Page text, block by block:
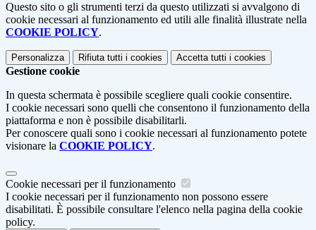
Questo sito o gli strumenti terzi da questo utilizzati si avvalgono di
cookie necessari al funzionamento ed utili alle finalità illustrate nella
COOKIE POLICY.
Personalizza Rifiuta tutti i cookies Accetta tutti i cookies
Gestione cookie
In questa schermata è possibile scegliere quali cookie consentire.
I cookie necessari sono quelli che consentono il funzionamento della
piattaforma e non è possibile disabilitarli.
Per conoscere quali sono i cookie necessari al funzionamento potete
visionare la COOKIE POLICY.
Cookie necessari per il funzionamento
I cookie necessari per il funzionamento non possono essere
disabilitati. È possibile consultare l'elenco nella pagina della cookie
policy.